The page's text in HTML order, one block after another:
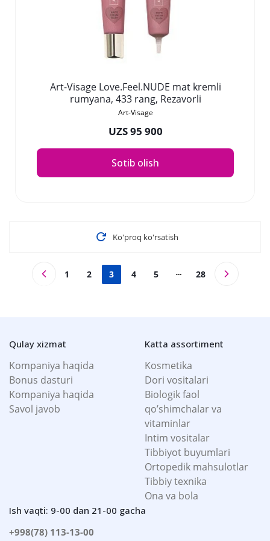
Art-Visage Love.Feel.NUDE mat kremli
rumyana, 433 rang, Rezavorli
Art-Visage
UZS 95 900
Sotib olish
Ko'proq ko'rsatish
1 2 3 4 5 28
Qulay xizmat
Kompaniya haqida
Bonus dasturi
Kompaniya haqida
Savol javob
Katta assortiment
Kosmetika
Dori vositalari
Biologik faol
qo’shimchalar va
vitaminlar
Intim vositalar
Tibbiyot buyumlari
Ortopedik mahsulotlar
Tibbiy texnika
Ona va bola
Ish vaqti: 9-00 dan 21-00 gacha
+998(78) 113-13-00